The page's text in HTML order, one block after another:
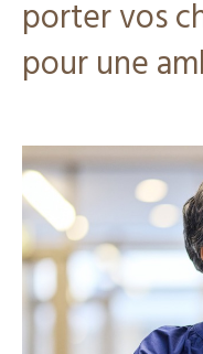
porter vos
pour une